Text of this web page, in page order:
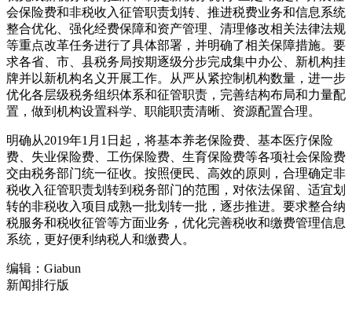
会保险费和非税收入征管职责划转、推进税费业务和信息系统
整合优化、强化经费保障和资产管理、清理修改相关法律法规
等重点改革任务进行了具体部署，并明确了相关保障措施。要
求各省、市、县税务局按期逐级分步完成集中办公、新机构挂
牌并以新机构名义开展工作。从严从紧控制机构数量，进一步
优化各层级税务组织体系和征管职责，完善结构布局和力量配
置，做到机构设置科学、职能职责清晰、资源配置合理。
明确从2019年1月1日起，将基本养老保险费、基本医疗保险
费、失业保险费、工伤保险费、生育保险费等各项社会保险费
交由税务部门统一征收。按照便民、高效的原则，合理确定非
税收入征管职责划转到税务部门的范围，对依法保留、适宜划
转的非税收入项目成熟一批划转一批，逐步推进。要求整合纳
税服务和税收征管等方面业务，优化完善税收和缴费管理信息
系统，更好便利纳税人和缴费人。
编辑：Giabun
新闻排行版